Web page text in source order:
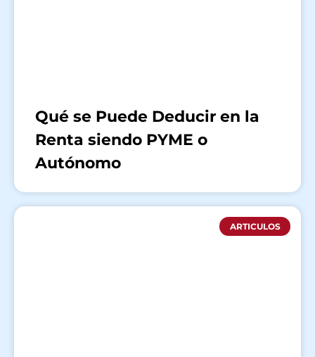
Qué se Puede Deducir en la
Renta siendo PYME o
Autónomo
ARTICULOS